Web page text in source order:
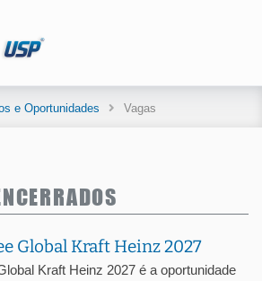
e Oportunidades Vagas
Global Kraft Heinz 2027
Kraft Heinz 2027 é a oportunidade